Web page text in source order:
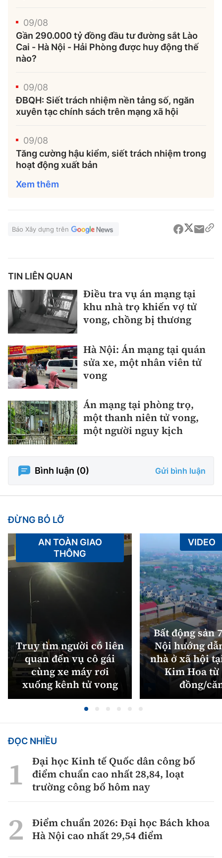
09/08
Gần 290.000 tỷ đồng đầu tư đường sắt Lào
Cai - Hà Nội - Hải Phòng được huy động thế
nào?
09/08
ĐBQH: Siết trách nhiệm nền tảng số, ngăn
xuyên tạc chính sách trên mạng xã hội
09/08
Tăng cường hậu kiểm, siết trách nhiệm trong
hoạt động xuất bản
Xem thêm
Báo Xây dựng trên
TIN LIÊN QUAN
Điều tra vụ án mạng tại
khu nhà trọ khiến vợ tử
vong, chồng bị thương
Hà Nội: Án mạng tại quán
sửa xe, một nhân viên tử
vong
Án mạng tại phòng trọ,
một thanh niên tử vong,
một người nguy kịch
Bình luận (0) Gửi bình luận
ĐỪNG BỎ LỠ
Truy tìm người có liên
quan đến vụ cô gái
cùng xe máy rơi
xuống kênh tử vong
AN TOÀN GIAO
THÔNG
Bất động sản
Nội hướng
nhà ở xã hội
Kim Hoa từ
đồng/
VIDEO
ĐỌC NHIỀU
Đại học Kinh tế Quốc dân công bố
điểm chuẩn cao nhất 28,84, loạt
trường công bố hôm nay
Điểm chuẩn 2026: Đại học Bách khoa
Hà Nội cao nhất 29,54 điểm